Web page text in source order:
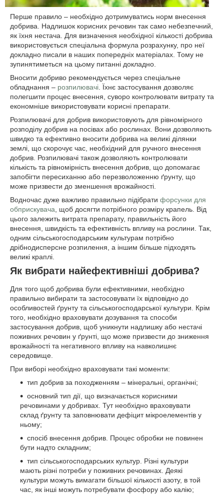
Перше правило – необхідно дотримуватись норм внесення
добрива. Надлишок корисних речовин так само небезпечний,
як їхня нестача. Для визначення необхідної кількості добрива
використовується спеціальна формула розрахунку, про неї
докладно писали в наших попередніх матеріалах. Тому не
зупинятиметься на цьому питанні докладно.
Вносити добриво рекомендується через спеціальне
обладнання – розпилювачі . Їхнє застосування дозволяє
полегшити процес внесення, суворо контролювати витрату та
економніше використовувати корисні препарати.
Розпилювачі для добрив використовують для рівномірного
розподілу добрив на посівах або рослинах. Вони дозволяють
швидко та ефективно вносити добрива на великі ділянки
землі, що скорочує час, необхідний для ручного внесення
добрив. Розпилювачі також дозволяють контролювати
кількість та рівномірність внесення добрив, що допомагає
запобігти пересиханню або перезволоженню ґрунту, що
може призвести до зменшення врожайності.
Водночас дуже важливо правильно підібрати форсунки для
обприскувача , щоб досягти потрібного розміру крапель. Від
цього залежить витрата препарату, правильність його
внесення, швидкість та ефективність впливу на рослини. Так,
одним сільськогосподарським культурам потрібно
дрібнодисперсне розпилення, а іншим більше підходять
великі краплі.
Як вибрати найефективніші добрива?
Для того щоб добрива були ефективними, необхідно
правильно вибирати та застосовувати їх відповідно до
особливостей ґрунту та сільськогосподарської культури. Крім
того, необхідно враховувати дозування та способи
застосування добрив, щоб уникнути надлишку або нестачі
поживних речовин у ґрунті, що може призвести до зниження
врожайності та негативного впливу на навколишнє
середовище.
При виборі необхідно враховувати такі моменти:
тип добрив за походженням – мінеральні, органічні;
основний тип дії, що визначається корисними
речовинами у добривах. Тут необхідно враховувати
склад ґрунту та заповнювати дефіцит мікроелементів у
ньому;
спосіб внесення добрив. Процес обробки не повинен
бути надто складним;
тип сільськогосподарських культур. Різні культури
мають різні потреби у поживних речовинах. Деякі
культури можуть вимагати більшої кількості азоту, в той
час, як інші можуть потребувати фосфору або калію;